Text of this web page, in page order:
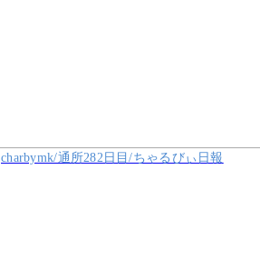
charbymk/通所282日目/ちゃるびぃ日報